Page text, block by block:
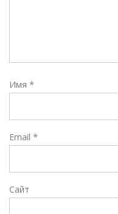
Имя *
Email *
Сайт